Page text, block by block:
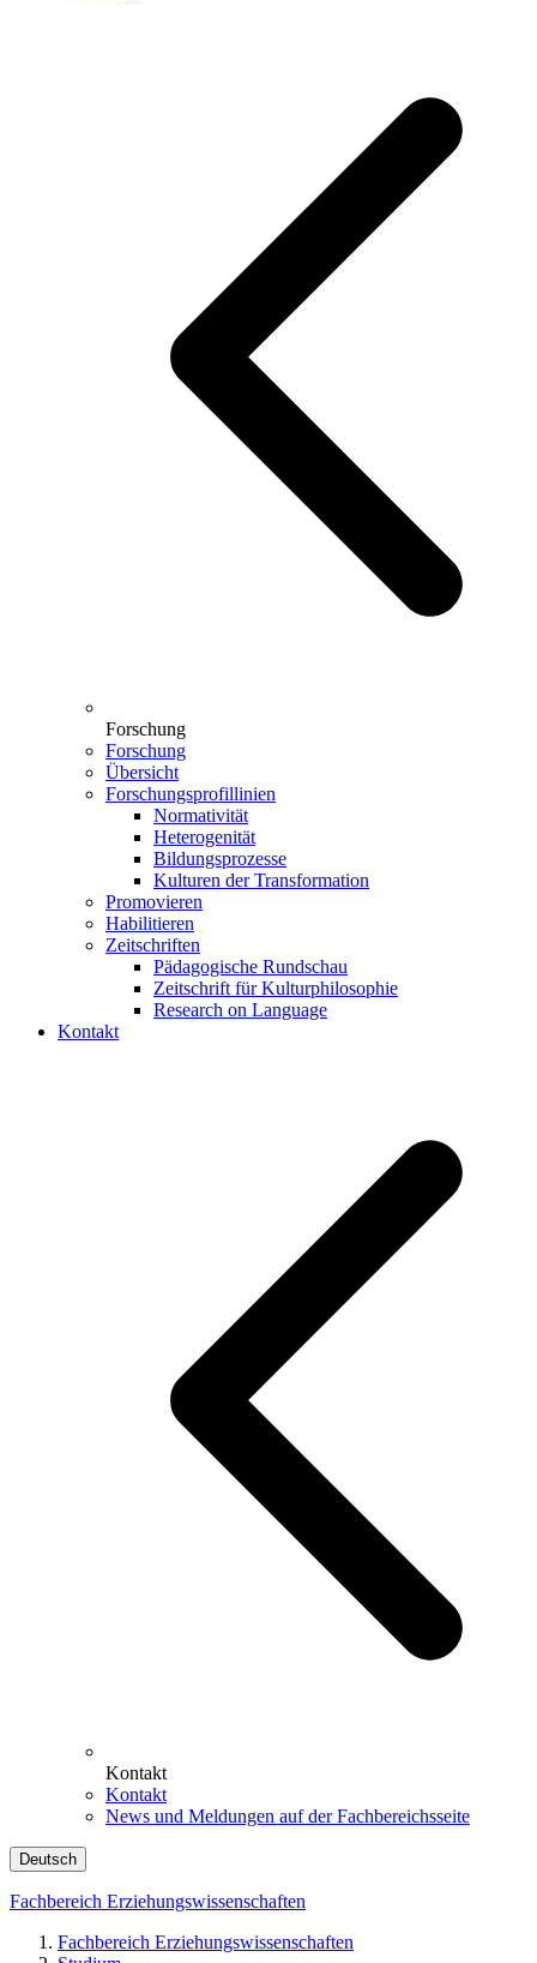
Forschung
Forschung
Übersicht
Forschungsprofillinien
Normativität
Heterogenität
Bildungsprozesse
Kulturen der Transformation
Promovieren
Habilitieren
Zeitschriften
Pädagogische Rundschau
Zeitschrift für Kulturphilosophie
Research on Language
Kontakt
Kontakt
Kontakt
News und Meldungen auf der Fachbereichsseite
Deutsch
Fachbereich Erziehungswissenschaften
Fachbereich Erziehungswissenschaften